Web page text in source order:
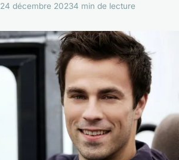
24 décembre 20234 min de lecture